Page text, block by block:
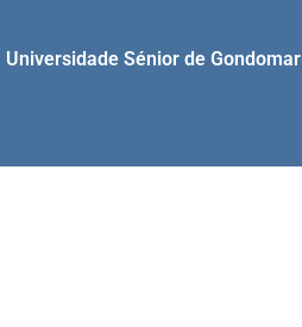
Universidade Sénior de Gondomar